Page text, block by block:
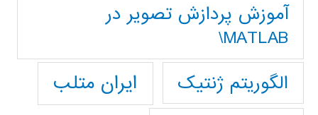
آموزش پردازش تصوير در
MATLAB\
الگوریتم ژنتیک
ایران متلب